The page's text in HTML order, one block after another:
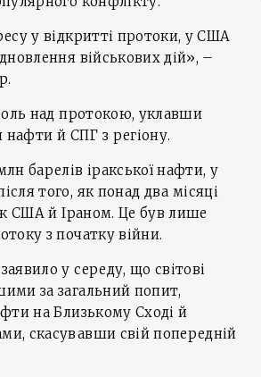
у відкритті протоки, у США
військових дій», –
над протокою, уклавши
нафти й СПГ з регіону.
барелів іракської нафти, у
того, як понад два місяці
США й Іраном. Це був лише
з початку війни.
у середу, що світові
за загальний попит,
на Близькому Сході й
скасувавши свій попередній